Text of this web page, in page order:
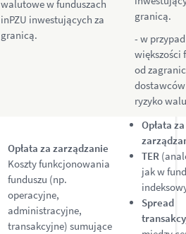
walutowe w funduszach
inPZU inwestujących za
granicą.
granicą.
- w
większości
od
ryzyko
Opłata za zarządzanie
Koszty funkcjonowania
funduszu (np.
operacyjne,
administracyjne,
transakcyjne) sumujące
Opłata za
TER
jak w
Spread